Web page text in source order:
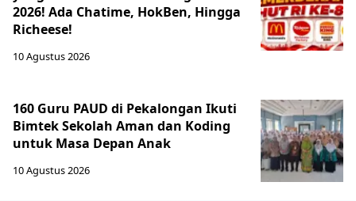
2026! Ada Chatime, HokBen, Hingga
Richeese!
10 Agustus 2026
160 Guru PAUD di Pekalongan Ikuti
Bimtek Sekolah Aman dan Koding
untuk Masa Depan Anak
10 Agustus 2026